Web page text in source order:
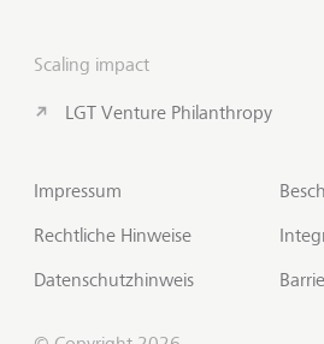
Scaling impact
LGT Venture Philanthropy
Impressum
Rechtliche Hinweise
Datenschutzhinweis